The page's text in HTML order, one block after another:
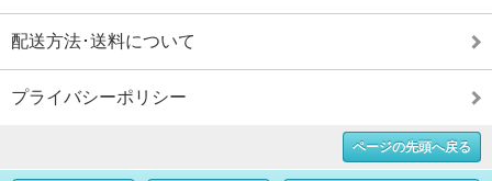
配送方法･送料について
プライバシーポリシー
ページの先頭へ戻る